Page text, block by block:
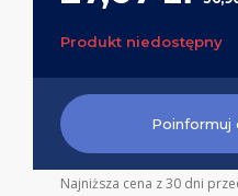
Produkt niedostępny
Poinformuj
Najniższa cena z 30 dni